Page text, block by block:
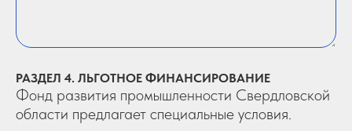
РАЗДЕЛ 4. ЛЬГОТНОЕ ФИНАНСИРОВАНИЕ
Фонд развития промышленности Свердловской
области предлагает специальные условия.